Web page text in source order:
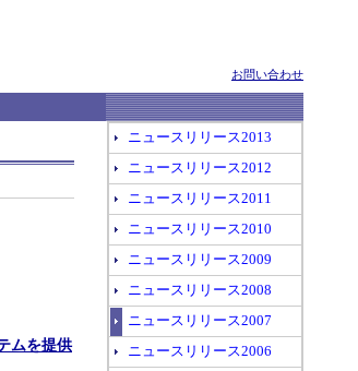
お問い合わせ
ムを提供
ニュースリリース2013
ニュースリリース2012
ニュースリリース2011
ニュースリリース2010
ニュースリリース2009
ニュースリリース2008
ニュースリリース2007
ニュースリリース2006